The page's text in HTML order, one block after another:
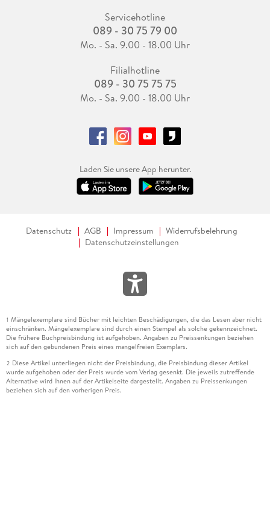
Servicehotline
089 - 30 75 79 00
Mo. - Sa. 9.00 - 18.00 Uhr
Filialhotline
089 - 30 75 75 75
Mo. - Sa. 9.00 - 18.00 Uhr
Laden Sie unsere App herunter.
Datenschutz AGB Impressum
Widerrufsbelehrung
Datenschutzeinstellungen
1 Mängelexemplare sind Bücher mit leichten Beschädigungen, die das Lesen aber nicht
einschränken. Mängelexemplare sind durch einen Stempel als solche gekennzeichnet.
Die frühere Buchpreisbindung ist aufgehoben. Angaben zu Preissenkungen beziehen
sich auf den gebundenen Preis eines mangelfreien Exemplars.
2 Diese Artikel unterliegen nicht der Preisbindung, die Preisbindung dieser Artikel
wurde aufgehoben oder der Preis wurde vom Verlag gesenkt. Die jeweils zutreffende
Alternative wird Ihnen auf der Artikelseite dargestellt. Angaben zu Preissenkungen
beziehen sich auf den vorherigen Preis.